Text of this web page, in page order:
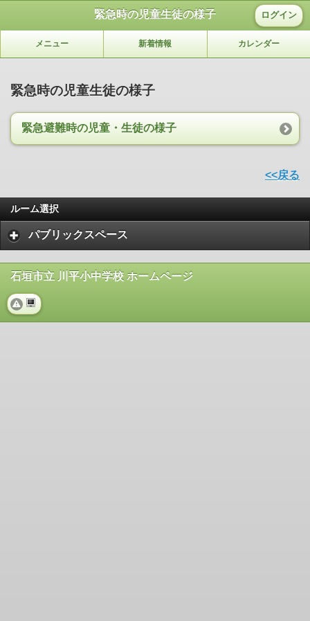
緊急時の児童生徒の様子 ログイン
メニュー 新着情報 カレンダー
緊急時の児童生徒の様子
緊急避難時の児童・生徒の様子
<<戻る
ルーム選択
パブリックスペース
石垣市立 川平小中学校 ホームページ